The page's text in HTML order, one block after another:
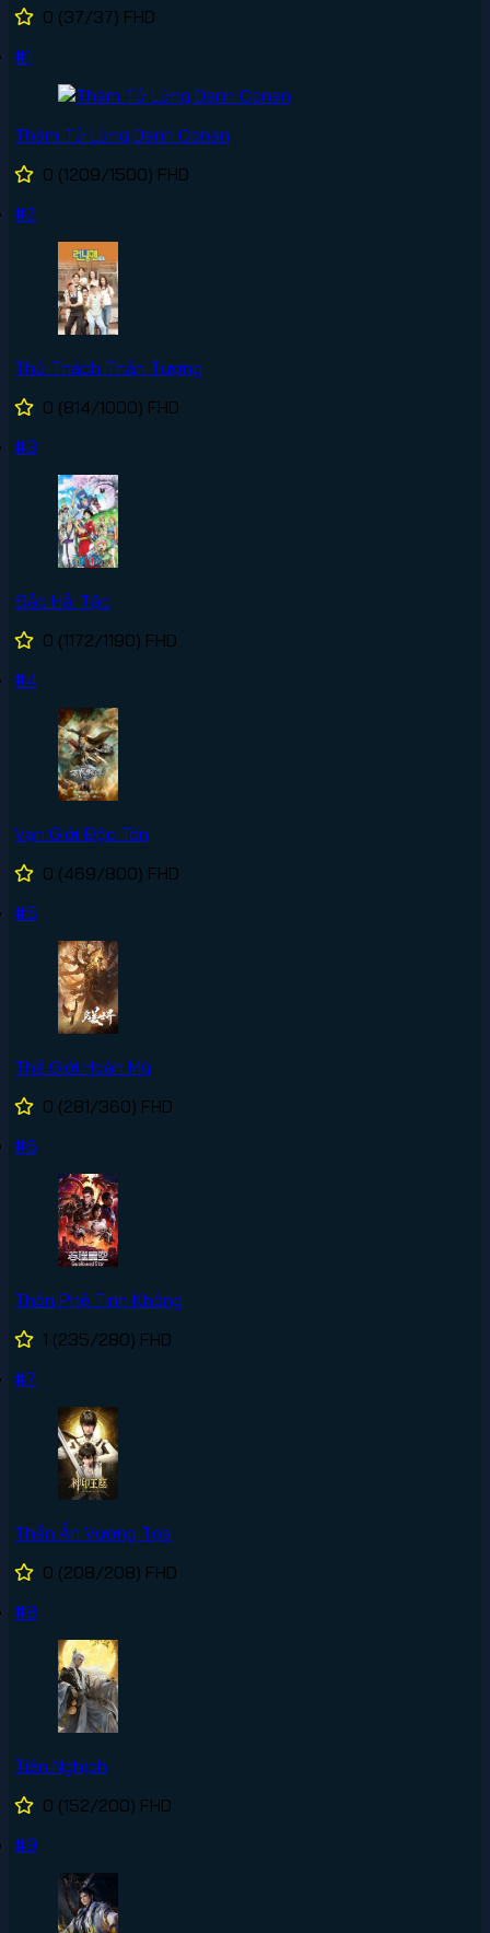
0 (37/37) FHD
#1
Thám Tử Lừng Danh Conan
0 (1209/1500) FHD
#2
Thử Thách Thần Tượng
0 (814/1000) FHD
#3
Đảo Hải Tặc
0 (1172/1190) FHD
#4
Vạn Giới Độc Tôn
0 (469/800) FHD
#5
Thế Giới Hoàn Mỹ
0 (281/360) FHD
#6
Thôn Phệ Tinh Không
1 (235/280) FHD
#7
Thần Ấn Vương Tọa
0 (208/208) FHD
#8
Tiên Nghịch
0 (152/200) FHD
#9